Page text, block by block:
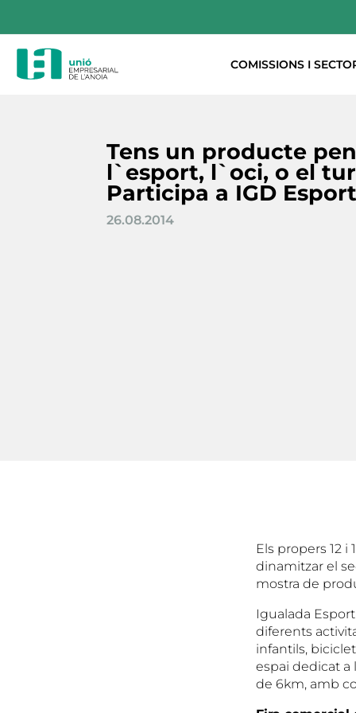
COMISSIONS I
Tens un producte
l`esport, l`oci, o el
Participa a IGD
26.08.2014
Els propers 12 i
dinamitzar el
mostra de
Igualada Esport
diferents
infantils,
espai dedicat a
de 6km, amb